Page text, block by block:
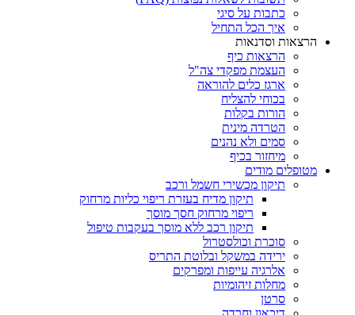
כתבות על סיגי
איך הכל התחיל
הרצאות וסדנאות
הרצאות כיף
העצמת מפקדי צה"ל
ארגז כלים להוראה
בכוחי להצליח
הורות בקלות
הטרדה מינית
סמים ולא נהנים
מיחזור בכיף
מטופלים מודים
תיקון מכשירי חשמל ורכב
תיקון מדיח בעזרת ריפוי כליות מרחוק
ריפוי מרחוק חסך מוסך
תיקון רכב ללא מוסך בעקבות טיפול
סוכרת וכולסטרול
ירידה במשקל ובלוטת התריס
אלרגיה עייפות ומפרקים
מחלות זיהומיות
סרטן